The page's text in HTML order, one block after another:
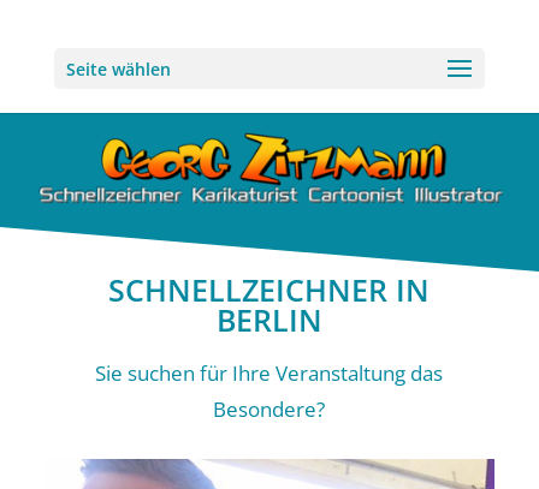
Seite wählen
SCHNELLZEICHNER IN
BERLIN
Sie suchen für Ihre Veranstaltung das
Besondere?